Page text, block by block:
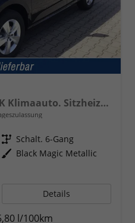
Classic 5J. Garantie AHK Klimaauto. Sitzheizung vorn Virtuelles Cockpit Kamera PDC v+h
Getriebe Schalt. 6-Gang
Außenfarbe Black Magic Metallic
Details
l/100km